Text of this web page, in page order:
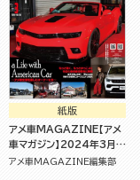
紙版
アメ車MAGAZINE【アメ
車マガジン】2024年3月号
[雑誌]
アメ車MAGAZINE編集部